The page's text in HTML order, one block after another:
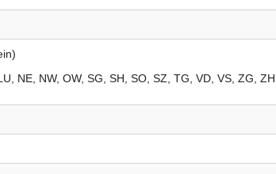
NE NW OW SG SH SO SZ TG VD VS ZG ZH